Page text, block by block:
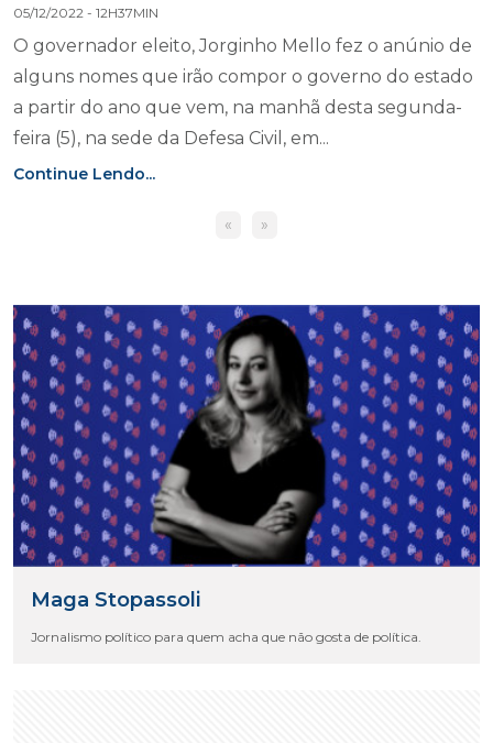
05/12/2022 - 12H37MIN
O governador eleito, Jorginho Mello fez o anúnio de
alguns nomes que irão compor o governo do estado
a partir do ano que vem, na manhã desta segunda-
feira (5), na sede da Defesa Civil, em...
Continue Lendo...
« »
Maga Stopassoli
Jornalismo político para quem acha que não gosta de política.